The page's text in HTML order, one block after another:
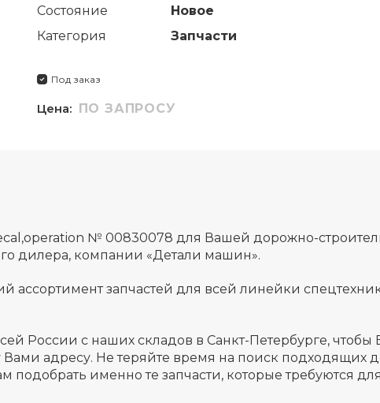
Состояние
Новое
Категория
Запчасти
Под заказ
Цена: ПО ЗАПРОСУ
№ 00830078 для Вашей дорожно-
дилера, компании «Детали машин».
ассортимент запчастей для всей линейки
России с наших складов в Санкт-Петербурге, чтобы
адресу. Не теряйте время на поиск подходящих
подобрать именно те запчасти, которые требуются